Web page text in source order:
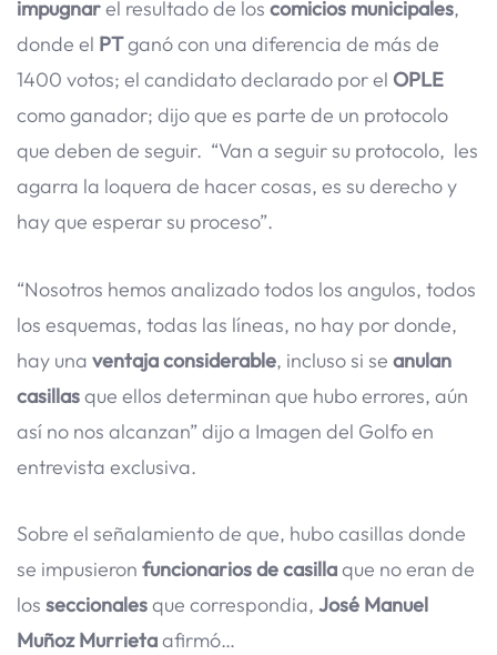
impugnarel resultado de los comicios municipales,
donde el PTganó con una diferencia de más de
1400 votos; el candidato declarado por el OPLE
como ganador; dijo que es parte de un protocolo
que deben de seguir. “Van a seguir su protocolo, les
agarra la loquera de hacer cosas, es su derecho y
hay que esperar su proceso”.
“Nosotros hemos analizado todos los angulos, todos
los esquemas, todas las líneas, no hay por donde,
hay una ventaja considerable, incluso si se anulan
casillasque ellos determinan que hubo errores, aún
así no nos alcanzan” dijo a Imagen del Golfo en
entrevista exclusiva.
Sobre el señalamiento de que, hubo casillas donde
se impusieron funcionarios de casillaque no eran de
los seccionalesque correspondia, José Manuel
Muñoz Murrietaafirmó…